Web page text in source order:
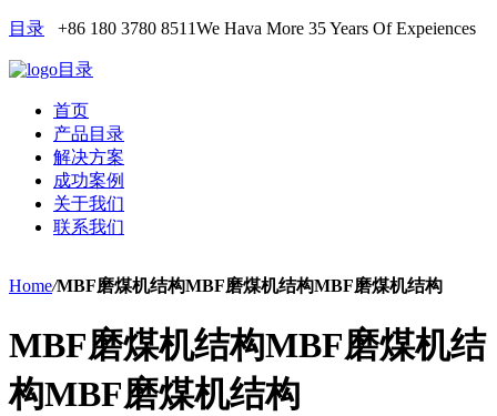
目录 +86 180 3780 8511We Hava More 35 Years Of Expeiences
目录
首页
产品目录
解决方案
成功案例
关于我们
联系我们
Home/MBF磨煤机结构MBF磨煤机结构MBF磨煤机结构
MBF磨煤机结构MBF磨煤机结
构MBF磨煤机结构